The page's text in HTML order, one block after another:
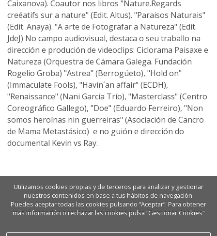
Caixanova). Coautor nos libros "Nature.Regards
creéatifs sur a nature" (Edit. Altus). "Paraisos Naturais"
(Edit. Anaya). "A arte de Fotografar a Natureza" (Edit.
JdeJ) No campo audiovisual, destaca o seu traballo na
dirección e produción de videoclips: Ciclorama Paisaxe e
Natureza (Orquestra de Cámara Galega. Fundación
Rogelio Groba) "Astrea" (Berrogúeto), "Hold on"
(Immaculate Fools), "Havin´an affair" (ECDH),
"Renaissance" (Nani García Trío), "Masterclass" (Centro
Coreográfico Gallego), "Doe" (Eduardo Ferreiro), "Non
somos heroínas nin guerreiras" (Asociación de Cancro
de Mama Metastásico) e no guión e dirección do
documental Kevin vs Ray.
Utilizamos cookies propias y de terceros para analizar y gestionar
nuestros contenidos en base a tus hábitos de navegación.
Puedes aceptar todas las cookies pulsando “Aceptar”. Para obtener
más información o rechazar las cookies pulsa “Gestionar Cookies“